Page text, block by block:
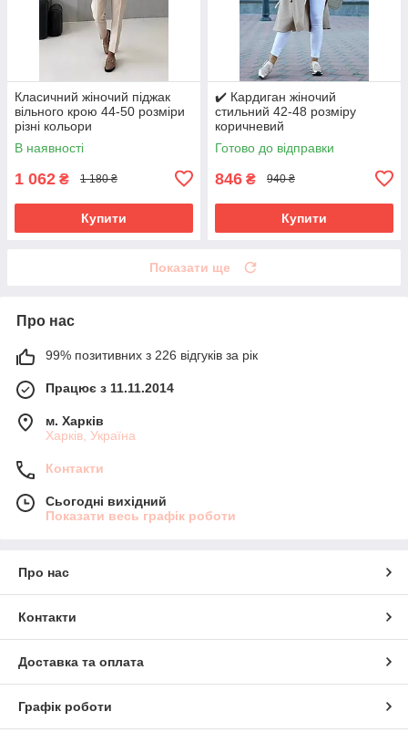
Класичний жіночий піджак
вільного крою 44-50 розміри
різні кольори
В наявності
1 062 ₴ 1 180 ₴
Купити
✔️ Кардиган жіночий
стильний 42-48 розміру
коричневий
Готово до відправки
846 ₴ 940 ₴
Купити
Показати ще
Про нас
99% позитивних з 226 відгуків за рік
Працює з 11.11.2014
м. Харків
Харків, Україна
Контакти
Сьогодні вихідний
Показати весь графік роботи
Про нас
Контакти
Доставка та оплата
Графік роботи